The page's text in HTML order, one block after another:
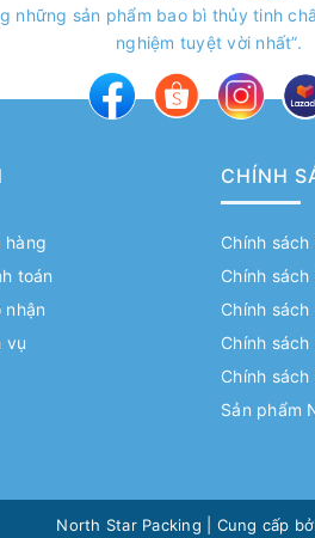
những sản phẩm bao bì thủy tinh
nghiệm tuyệt vời nhất”.
hàng
toán
nhận
vụ
CHÍNH
Chính
Chính
Chính
Chính
Chính sách
Sản phẩm
North Star Packing Cung cấp